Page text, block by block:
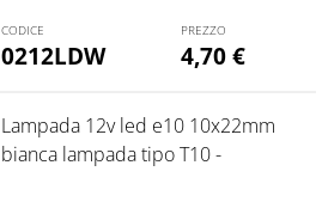
0212LDW 4,70€
Lampada 12v led e10 10x22mm
bianca lampada tipo T10 -